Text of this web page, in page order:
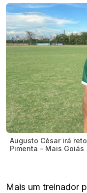
Augusto César irá
Pimenta - Mais Goiás
Mais um treinador